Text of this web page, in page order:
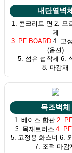
내단열벽
1. 콘크리트 면 2. 모
제
3. PF BOARD 4. 고
(옵션)
5. 섬유 접착제 6.
8. 마감재
목조벽체
1. 베이스 합판 2.
3. 목재트러스4.
5. 고정용 화스너 6.
7. 조적 마감